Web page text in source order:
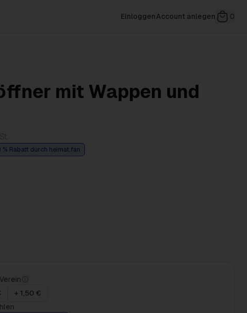
EinloggenAccount anlegen 0
mit Wappen und
% Rabatt durch heimat.fan
+ 1,50 €